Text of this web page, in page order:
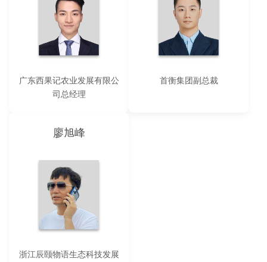
广东西果记农业发展有限公
司总经理
首衡集团副总裁
廖旭峰
浙江辰颐物语生态科技发展